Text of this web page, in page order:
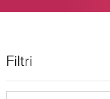
Filtri